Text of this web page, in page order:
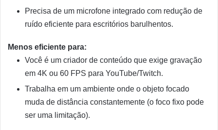
Precisa de um microfone integrado com redução de
ruído eficiente para escritórios barulhentos.
Menos eficiente para:
Você é um criador de conteúdo que exige gravação
em 4K ou 60 FPS para YouTube/Twitch.
Trabalha em um ambiente onde o objeto focado
muda de distância constantemente (o foco fixo pode
ser uma limitação).